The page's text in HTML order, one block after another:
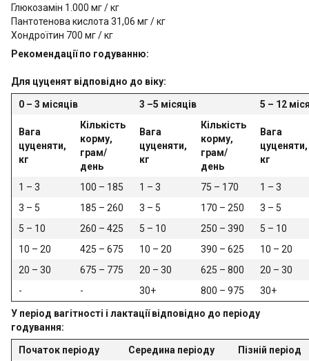
Глюкозамін 1.000 мг / кг
Пантотенова кислота 31,06 мг / кг
Хондроїтин 700 мг / кг
Рекомендації по годуванню:
Для цуценят відповідно до віку:
0 – 3 місяців 3 –5 місяців 5 – 12
Вага
цуценяти,
кг
Кількість
корму,
грам/
день
Вага
цуценяти,
кг
Кількість
корму,
грам/
день
Вага
цуценяти,
кг
1 – 3 100 – 185 1 – 3 75 – 170
1 – 3
3 – 5
185 – 260 3 – 5 170 – 250
3 – 5
5 – 10
260 – 425 5 – 10 250 – 390
5 – 10
10 – 20
425 – 675 10 – 20 390 – 625
10 – 20
20 – 30
675 – 775 20 – 30 625 – 800
20 – 30
-
- 30+ 800 – 975 30+
У період вагітності і лактації відповідно до періоду
годування:
Початок періоду Середина періоду Пізній період